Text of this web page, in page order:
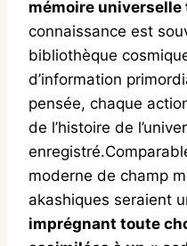
mémoire
connaissance est
bibliothèque
d’information
pensée, chaque
de l’histoire de
moderne de champ
akashiques seraient
imprégnant toute